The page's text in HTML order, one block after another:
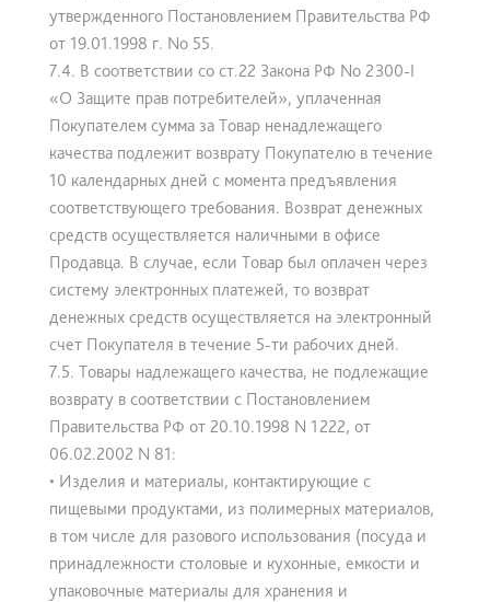
утвержденного Постановлением Правительства РФ
от 19.01.1998 г. No 55.
7.4. В соответствии со ст.22 Закона РФ No 2300-I
«О Защите прав потребителей», уплаченная
Покупателем сумма за Товар ненадлежащего
качества подлежит возврату Покупателю в течение
10 календарных дней с момента предъявления
соответствующего требования. Возврат денежных
средств осуществляется наличными в офисе
Продавца. В случае, если Товар был оплачен через
систему электронных платежей, то возврат
денежных средств осуществляется на электронный
счет Покупателя в течение 5-ти рабочих дней.
7.5. Товары надлежащего качества, не подлежащие
возврату в соответствии с Постановлением
Правительства РФ от 20.10.1998 N 1222, от
06.02.2002 N 81:
• Изделия и материалы, контактирующие с
пищевыми продуктами, из полимерных материалов,
в том числе для разового использования (посуда и
принадлежности столовые и кухонные, емкости и
упаковочные материалы для хранения и